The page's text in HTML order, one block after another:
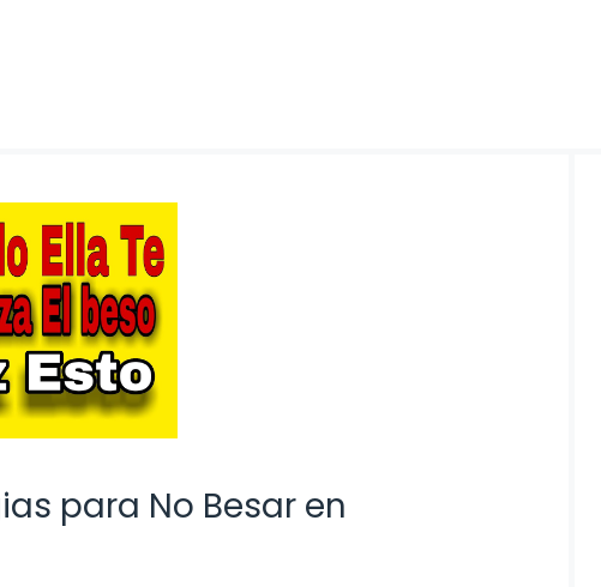
para No Besar en